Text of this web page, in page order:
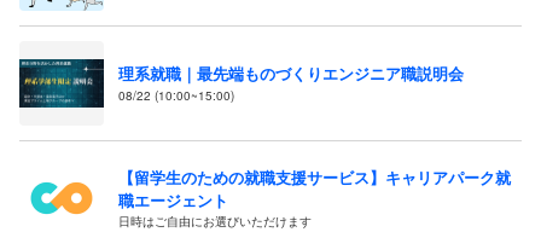
理系就職｜最先端ものづくりエンジニア職説明会
08/22 (10:00~15:00)
【留学生のための就職支援サービス】キャリアパーク就
職エージェント
日時はご自由にお選びいただけます